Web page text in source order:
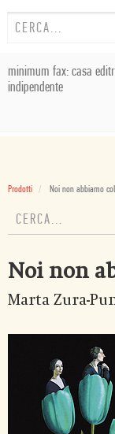
minimum fax: casa
indipendente
Prodotti Noi non abbiamo
Noi non
Marta Zura-